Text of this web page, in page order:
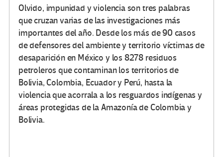
Olvido, impunidad y violencia son tres palabras
que cruzan varias de las investigaciones más
importantes del año. Desde los más de 90 casos
de defensores del ambiente y territorio víctimas de
desaparición en México y los 8278 residuos
petroleros que contaminan los territorios de
Bolivia, Colombia, Ecuador y Perú, hasta la
violencia que acorrala a los resguardos indígenas y
áreas protegidas de la Amazonía de Colombia y
Bolivia.